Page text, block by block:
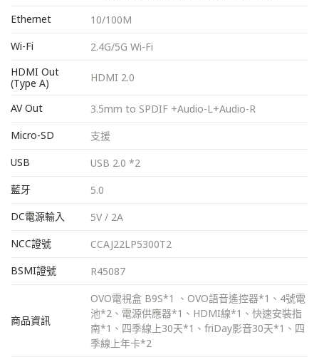
Ethernet
10/100M
Wi-Fi
2.4G/5G Wi-Fi
HDMI Out
(Type A)
HDMI 2.0
AV Out
3.5mm to SPDIF +Audio-L+Audio-R
Micro-SD
支援
USB
USB 2.0 *2
藍牙
5.0
DC電源輸入
5V / 2A
NCC證號
CCAJ22LP5300T2
BSMI證號
R45087
商品資訊
OVO電視盒 B9S*1 、OVO語音遙控器*1、4號電
池*2、電源供應器*1、HDMI線*1、快速安裝指
南*1、四季線上30天*1、friDay影音30天*1、四
季線上年卡*2